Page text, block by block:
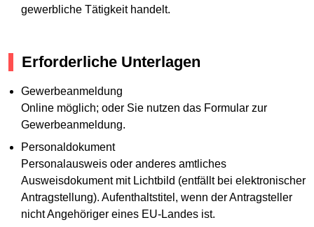
gewerbliche Tätigkeit handelt.
Erforderliche Unterlagen
Gewerbeanmeldung
Online möglich; oder Sie nutzen das Formular zur
Gewerbeanmeldung.
Personaldokument
Personalausweis oder anderes amtliches
Ausweisdokument mit Lichtbild (entfällt bei elektronischer
Antragstellung). Aufenthaltstitel, wenn der Antragsteller
nicht Angehöriger eines EU-Landes ist.